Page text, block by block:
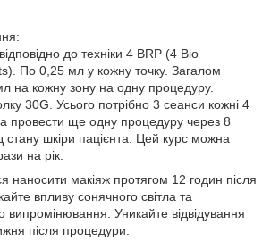
до техніки 4 BRP (4 Bio
По 0,25 мл у кожну точку. Загалом
на кожну зону на одну процедуру.
30G. Усього потрібно 3 сеанси кожні 4
провести ще одну процедуру через 8
стану шкіри пацієнта. Цей курс можна
на рік.
наносити макіяж протягом 12 годин після
впливу сонячного світла та
випромінювання. Уникайте відвідування
після процедури.